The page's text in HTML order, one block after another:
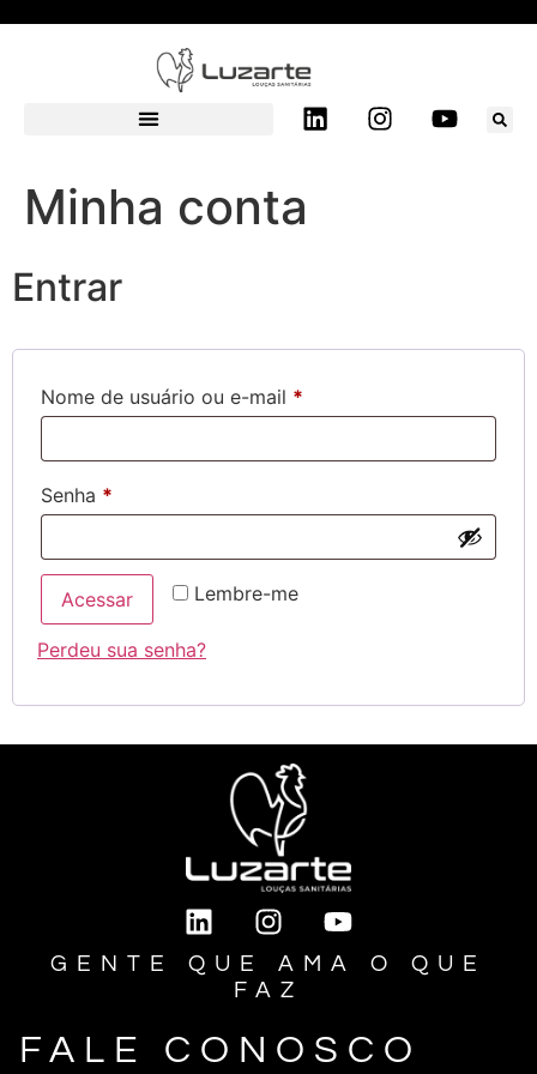
Minha conta
Entrar
Nome de usuário ou e-mail *
Senha *
Lembre-me
Acessar
Perdeu sua senha?
GENTE QUE AMA O QUE
FAZ
FALE CONOSCO